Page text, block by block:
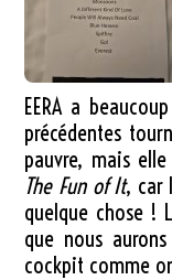
EERA a
précédentes
pauvre, mais
The Fun of It, car
quelque chose !
que nous
cockpit comme